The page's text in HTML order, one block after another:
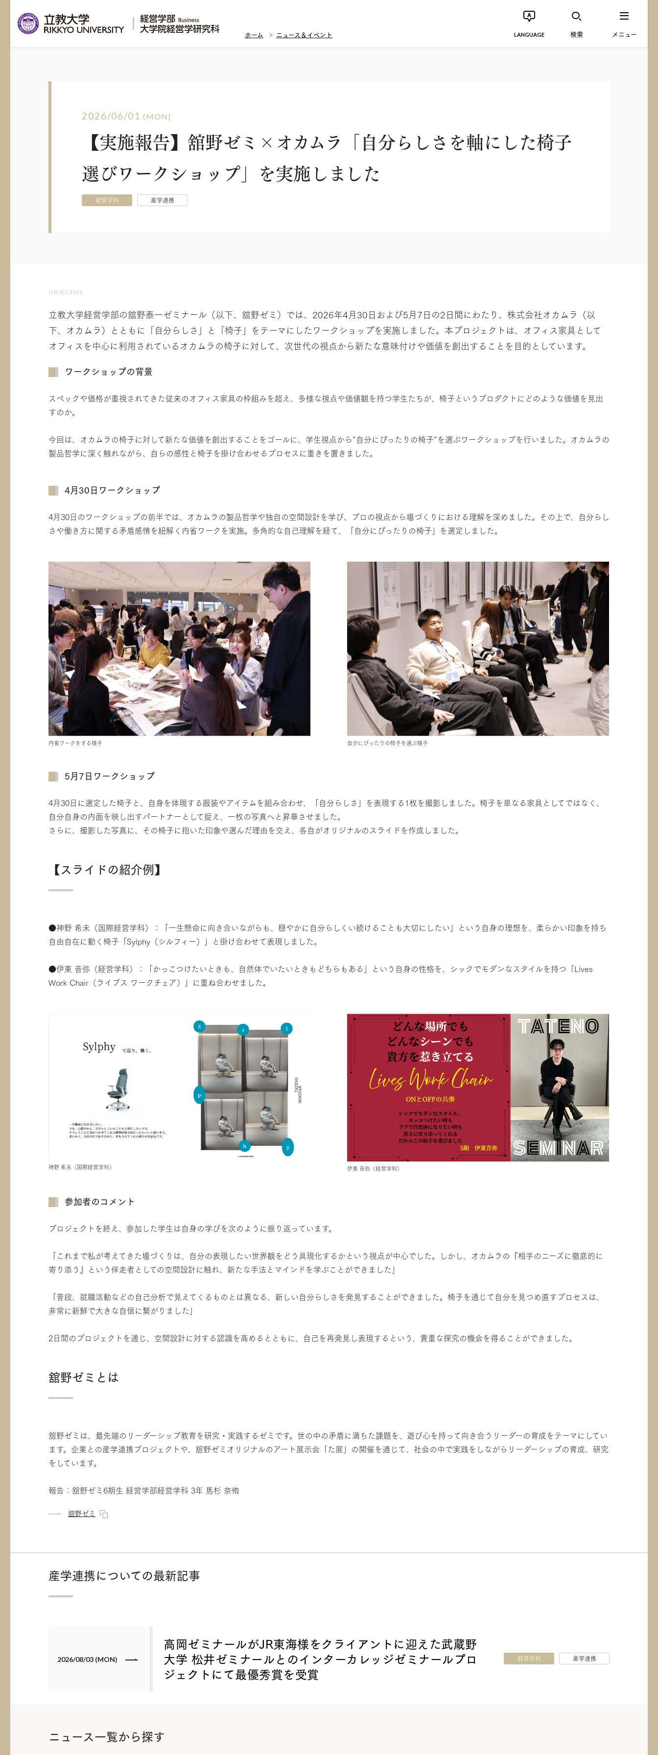
ホーム ニュース＆イベント LANGUAGE 検索 メニュー
2026/06/01 (MON)
【実施報告】舘野ゼミ×オカムラ「自分らしさを軸にした椅子
選びワークショップ」を実施しました
経営学科 産学連携
OBJECTIVE.
立教大学経営学部の舘野泰一ゼミナール（以下、舘野ゼミ）では、2026年4月30日および5月7日の2日間にわたり、株式会社オカムラ（以
下、オカムラ）とともに「自分らしさ」と「椅子」をテーマにしたワークショップを実施しました。本プロジェクトは、オフィス家具として
オフィスを中心に利用されているオカムラの椅子に対して、次世代の視点から新たな意味付けや価値を創出することを目的としています。
ワークショップの背景
スペックや価格が重視されてきた従来のオフィス家具の枠組みを超え、多様な視点や価値観を持つ学生たちが、椅子というプロダクトにどのような価値を見出
すのか。
今回は、オカムラの椅子に対して新たな価値を創出することをゴールに、学生視点から”自分にぴったりの椅子”を選ぶワークショップを行いました。オカムラの
製品哲学に深く触れながら、自らの感性と椅子を掛け合わせるプロセスに重きを置きました。
4月30日ワークショップ
4月30日のワークショップの前半では、オカムラの製品哲学や独自の空間設計を学び、プロの視点から場づくりにおける理解を深めました。その上で、自分らし
さや働き方に関する矛盾感情を紐解く内省ワークを実施。多角的な自己理解を経て、「自分にぴったりの椅子」を選定しました。
内省ワークをする様子 自分にぴったりの椅子を選ぶ様子
5月7日ワークショップ
4月30日に選定した椅子と、自身を体現する服装やアイテムを組み合わせ、「自分らしさ」を表現する1枚を撮影しました。椅子を単なる家具としてではなく、
自分自身の内面を映し出すパートナーとして捉え、一枚の写真へと昇華させました。
さらに、撮影した写真に、その椅子に抱いた印象や選んだ理由を交え、各自がオリジナルのスライドを作成しました。
【スライドの紹介例】
●神野 希未（国際経営学科）：「一生懸命に向き合いながらも、穏やかに自分らしくい続けることも大切にしたい」という自身の理想を、柔らかい印象を持ち
自由自在に動く椅子「Sylphy（シルフィー）」と掛け合わせて表現しました。
●伊東 音弥（経営学科）：「かっこつけたいときも、自然体でいたいときもどちらもある」という自身の性格を、シックでモダンなスタイルを持つ「Lives
Work Chair（ライブス ワークチェア）」に重ね合わせました。
神野 希未（国際経営学科） 伊東 音弥（経営学科）
参加者のコメント
プロジェクトを終え、参加した学生は自身の学びを次のように振り返っています。
「これまで私が考えてきた場づくりは、自分の表現したい世界観をどう具現化するかという視点が中心でした。しかし、オカムラの『相手のニーズに徹底的に
寄り添う』という伴走者としての空間設計に触れ、新たな手法とマインドを学ぶことができました」
「普段、就職活動などの自己分析で見えてくるものとは異なる、新しい自分らしさを発見することができました。椅子を通じて自分を見つめ直すプロセスは、
非常に新鮮で大きな自信に繋がりました」
2日間のプロジェクトを通じ、空間設計に対する認識を高めるとともに、自己を再発見し表現するという、貴重な探究の機会を得ることができました。
舘野ゼミとは
舘野ゼミは、最先端のリーダーシップ教育を研究・実践するゼミです。世の中の矛盾に満ちた課題を、遊び心を持って向き合うリーダーの育成をテーマにしてい
ます。企業との産学連携プロジェクトや、舘野ゼミオリジナルのアート展示会「た展」の開催を通じて、社会の中で実践をしながらリーダーシップの育成、研究
をしています。
報告：舘野ゼミ6期生 経営学部経営学科 3年 馬杉 奈侑
舘野ゼミ
産学連携についての最新記事
高岡ゼミナールがJR東海様をクライアントに迎えた武蔵野
大学 松井ゼミナールとのインターカレッジゼミナールプロ
ジェクトにて最優秀賞を受賞
経営学科 産学連携
2026/08/03 (MON)
ニュース一覧から探す